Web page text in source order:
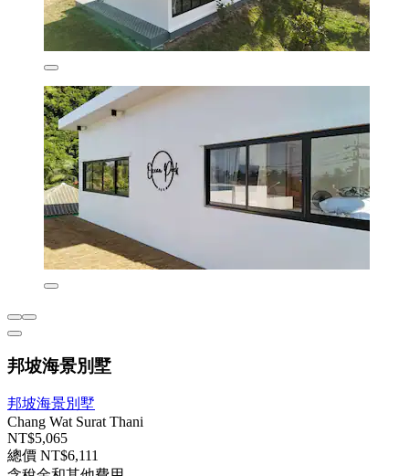
邦坡海景別墅
邦坡海景別墅
Chang Wat Surat Thani
NT$5,065
總價 NT$6,111